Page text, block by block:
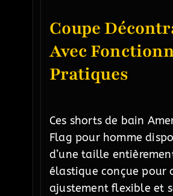
Coupe
Avec
Pratiques
Ces shorts de bain
Flag pour homme
d’une taille
élastique conçue pour
ajustement flexible et